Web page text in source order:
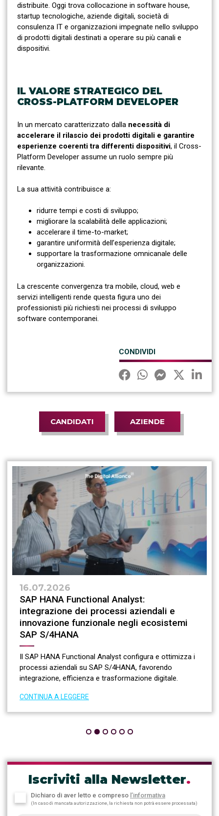
distribuite. Oggi trova collocazione in software house,
startup tecnologiche, aziende digitali, società di
consulenza IT e organizzazioni impegnate nello sviluppo
di prodotti digitali destinati a operare su più canali e
dispositivi.
IL VALORE STRATEGICO DEL
CROSS-PLATFORM DEVELOPER
In un mercato caratterizzato dalla necessità di
accelerare il rilascio dei prodotti digitali e garantire
esperienze coerenti tra differenti dispositivi, il Cross-
Platform Developer assume un ruolo sempre più
rilevante.
La sua attività contribuisce a:
ridurre tempi e costi di sviluppo;
migliorare la scalabilità delle applicazioni;
accelerare il time-to-market;
garantire uniformità dell’esperienza digitale;
supportare la trasformazione omnicanale delle
organizzazioni.
La crescente convergenza tra mobile, cloud, web e
servizi intelligenti rende questa figura uno dei
professionisti più richiesti nei processi di sviluppo
software contemporanei.
CONDIVIDI
CANDIDATI AZIENDE
16.07.2026
SAP HANA Functional Analyst:
integrazione dei processi aziendali e
innovazione funzionale negli ecosistemi
SAP S/4HANA
Il SAP HANA Functional Analyst configura e ottimizza i
processi aziendali su SAP S/4HANA, favorendo
integrazione, efficienza e trasformazione digitale.
CONTINUA A LEGGERE
Iscriviti alla Newsletter.
Dichiaro di aver letto e compreso l’informativa
(In caso di mancata autorizzazione, la richiesta non potrà essere processata)